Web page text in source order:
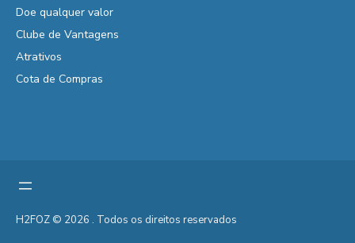
Doe qualquer valor
Clube de Vantagens
Atrativos
Cota de Compras
H2FOZ © 2026 . Todos os direitos reservados